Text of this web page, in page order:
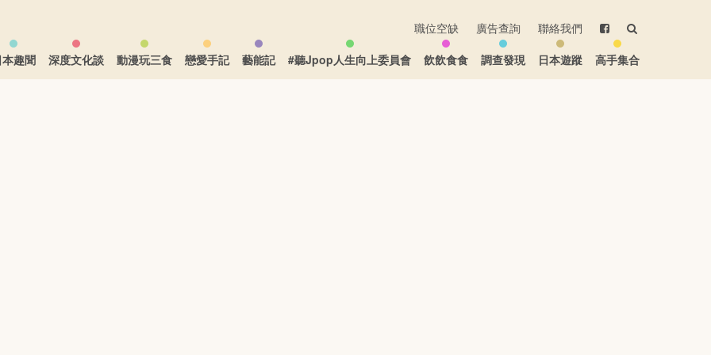
職位空缺 廣告查詢
聯絡我們
趣聞
深度文化談 動漫玩三食 戀愛手記 藝能記 #聽Jpop人生向上委員會 飲飲食食 調查發現 日本遊蹤 高手集合